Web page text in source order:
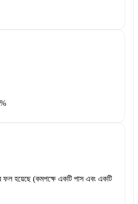
ফল হয়েছে (কমপক্ষে একটি পাস এবং একটি